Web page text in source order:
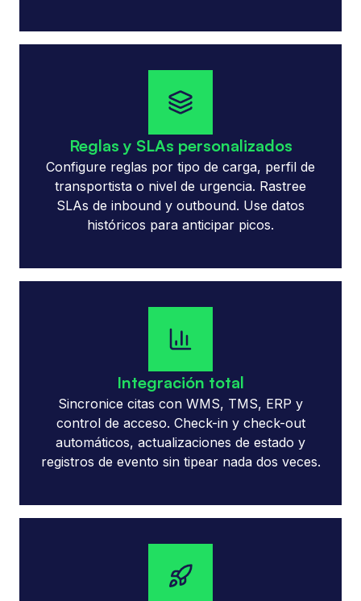
Reglas y SLAs personalizados
Configure reglas por tipo de carga, perfil de
transportista o nivel de urgencia. Rastree
SLAs de inbound y outbound. Use datos
históricos para anticipar picos.
Integración total
Sincronice citas con WMS, TMS, ERP y
control de acceso. Check-in y check-out
automáticos, actualizaciones de estado y
registros de evento sin tipear nada dos veces.